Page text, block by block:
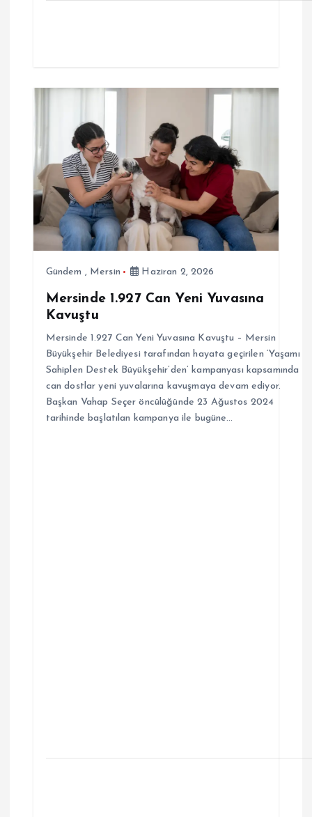
Gündem , Mersin Haziran 2, 2026
Mersinde 1.927 Can Yeni Yuvasına
Kavuştu
Mersinde 1.927 Can Yeni Yuvasına Kavuştu – Mersin
Büyükşehir Belediyesi tarafından hayata geçirilen ‘Yaşamı
Sahiplen Destek Büyükşehir’den’ kampanyası kapsamında
can dostlar yeni yuvalarına kavuşmaya devam ediyor.
Başkan Vahap Seçer öncülüğünde 23 Ağustos 2024
tarihinde başlatılan kampanya ile bugüne…